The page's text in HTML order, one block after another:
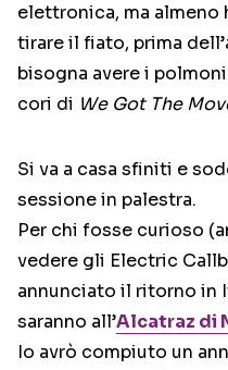
elettronica, ma
tirare il fiato, prima
bisogna avere i
cori di We Got The
Si va a casa sfiniti e
sessione in palestra.
Per chi fosse curioso
vedere gli Electric
annunciato il ritorno in
saranno all’Alcatraz di
Io avrò compiuto un